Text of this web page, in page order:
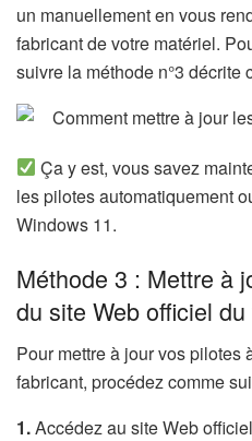
un manuellement en vous
fabricant de votre matériel.
suivre la méthode n°3 décrite
Ça y est, vous savez
les pilotes automatiquement
Windows 11.
Méthode 3 : Mettre à
du site Web officiel
Pour mettre à jour vos pilotes
fabricant, procédez comme
1.Accédez au site Web